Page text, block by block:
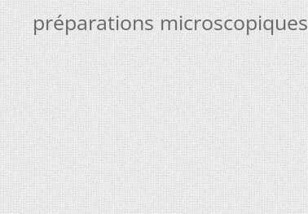
préparations microscopiques